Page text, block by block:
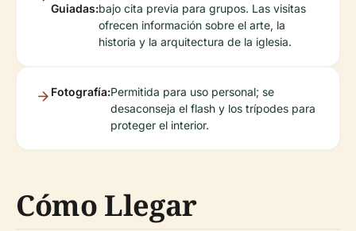
Guiadas:bajo cita previa para grupos. Las visitas
ofrecen información sobre el arte, la
historia y la arquitectura de la iglesia.
Fotografía:Permitida para uso personal; se
desaconseja el flash y los trípodes para
proteger el interior.
Cómo Llegar